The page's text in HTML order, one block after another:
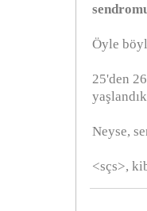
Öyle
25'den
Neyse,
<sçs>,